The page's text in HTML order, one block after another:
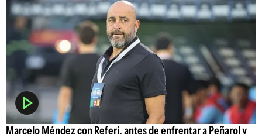
Marcelo Méndez con Referí, antes de enfrentar a Peñarol y